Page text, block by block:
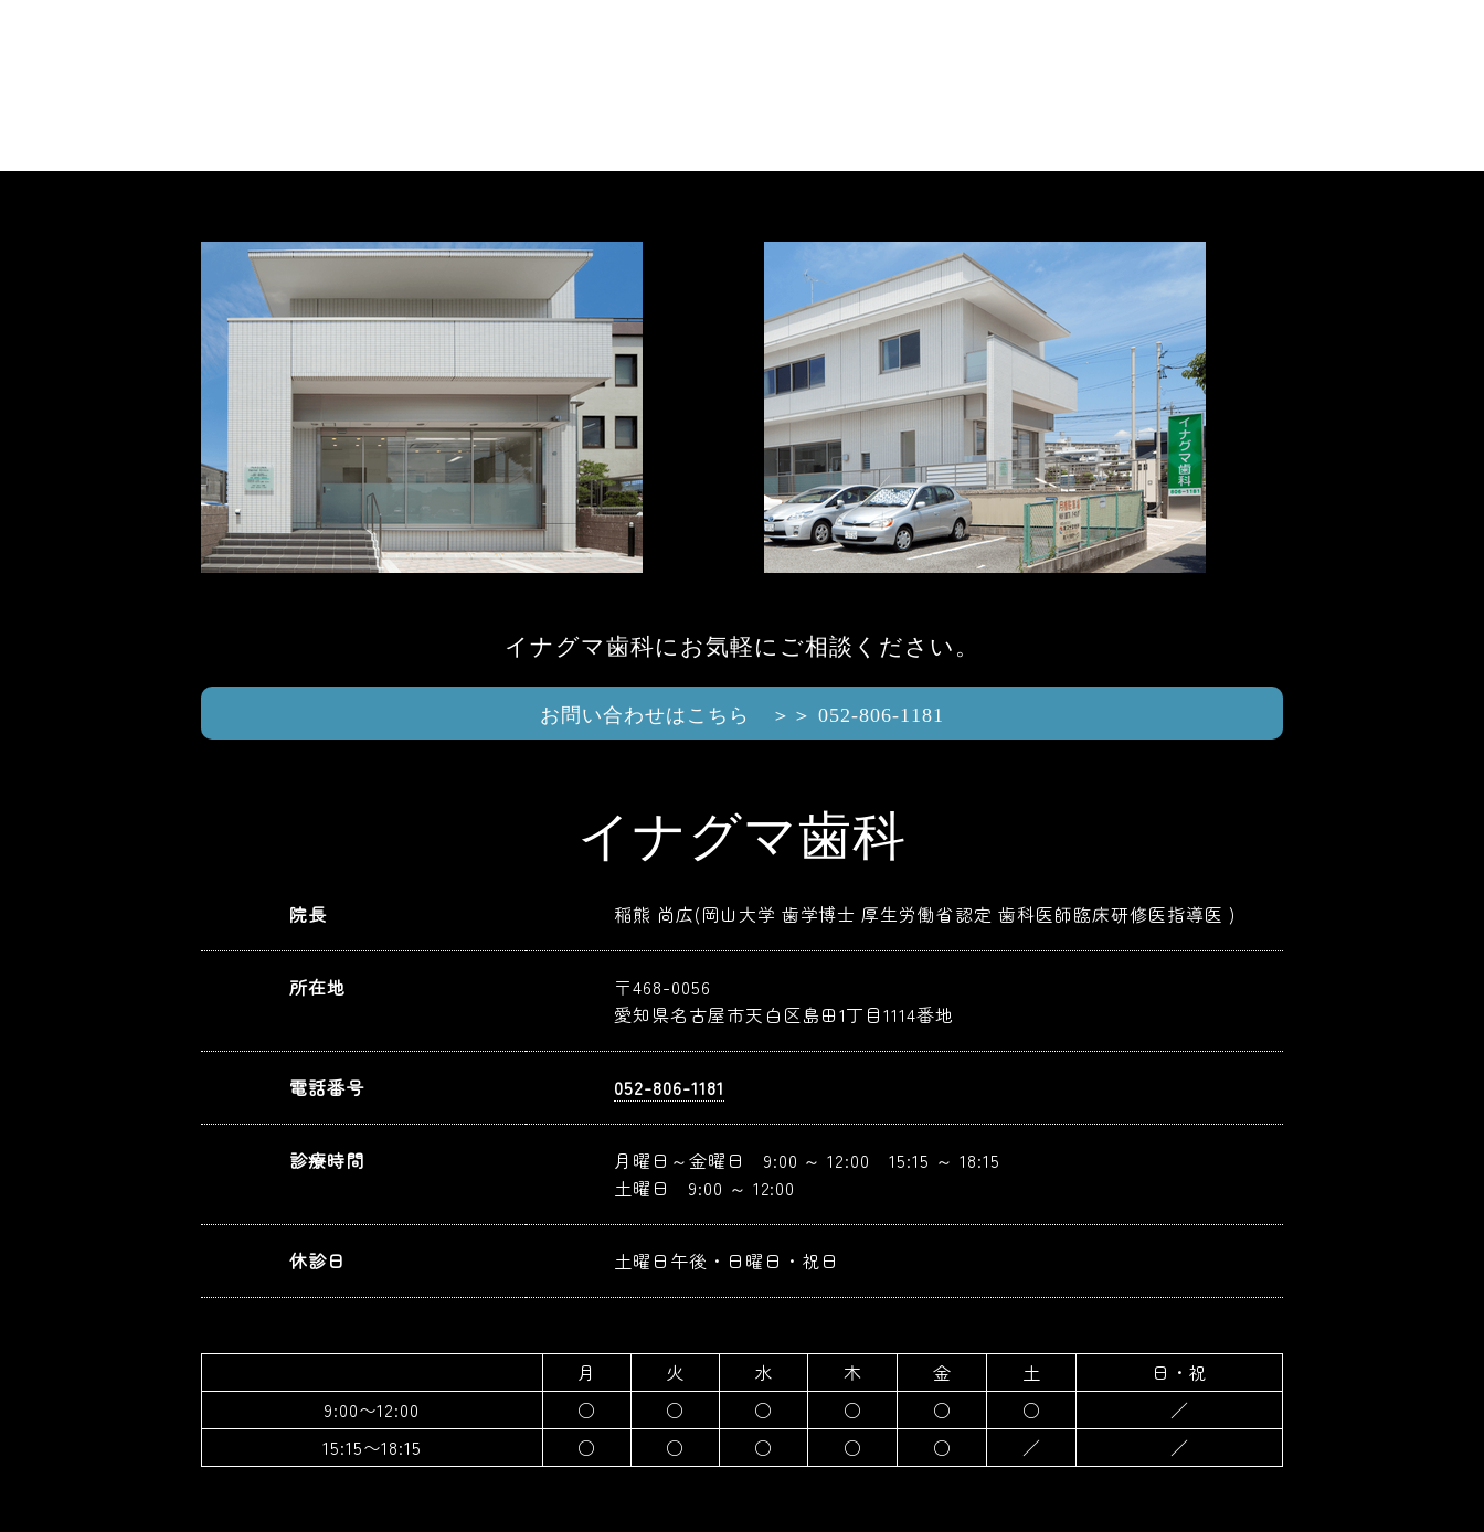
イナグマ歯科にお気軽にご相談ください。
お問い合わせはこちら ＞＞ 052-806-1181
イナグマ歯科
院長 稲熊 尚広(岡山大学 歯学博士 厚生労働省認定 歯科医師臨床研修医指導医 )
所在地
〒468-0056
愛知県名古屋市天白区島田1丁目1114番地
電話番号 052-806-1181
診療時間
月曜日～金曜日 9:00 ～ 12:00 15:15 ～ 18:15
土曜日 9:00 ～ 12:00
休診日 土曜日午後・日曜日・祝日
月 火 水 木 金 土
日・祝
9:00〜12:00
○ ○ ○ ○ ○ ○
／
15:15〜18:15
○ ○ ○ ○ ○ ／ ／